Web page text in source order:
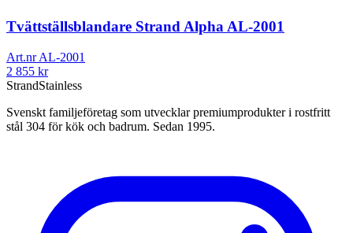
Tvättställsblandare Strand Alpha AL-2001
Art.nrAL-2001
2 855 kr
StrandStainless
Svenskt familjeföretag som utvecklar premiumprodukter i rostfritt
stål 304 för kök och badrum. Sedan 1995.